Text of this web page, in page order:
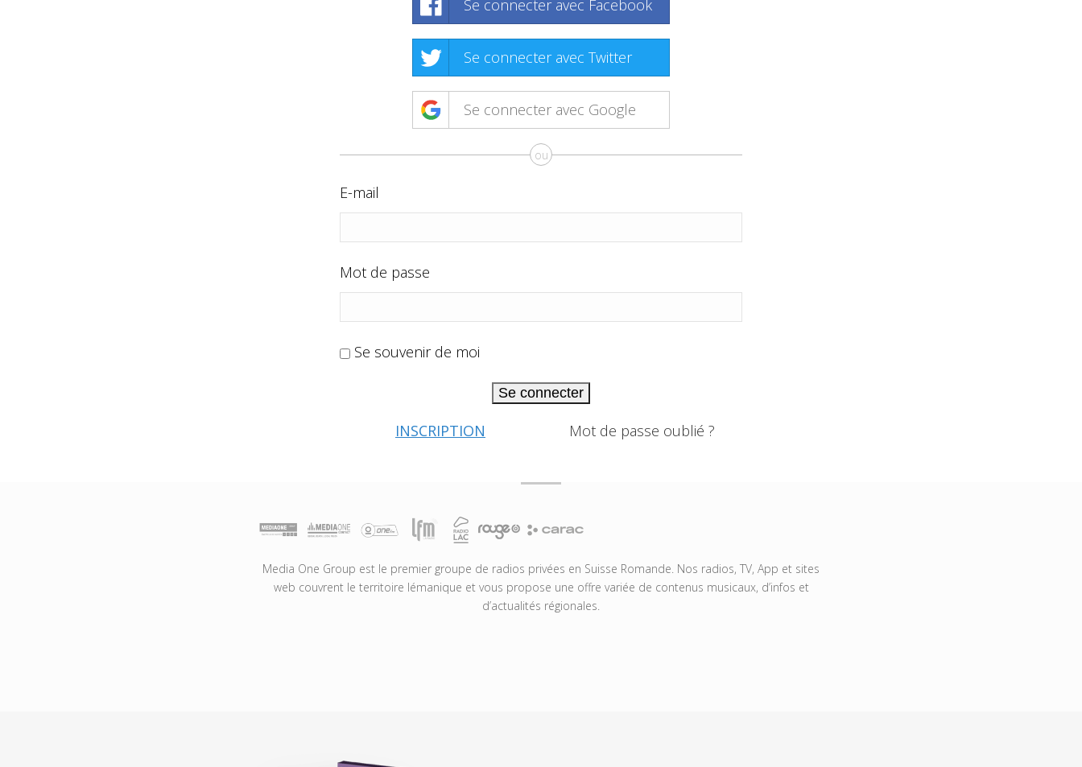
Se connecter avec Facebook
Se connecter avec Twitter
Se connecter avec Google
ou
E-mail
Mot de passe
Se souvenir de moi
Se connecter
INSCRIPTION Mot de passe oublié ?
Media One Group est le premier groupe de radios privées en Suisse Romande. Nos radios, TV, App et sites
web couvrent le territoire lémanique et vous propose une offre variée de contenus musicaux, d’infos et
d’actualités régionales.